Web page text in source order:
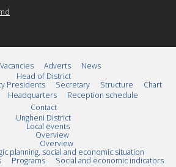
Adverts
News
Head of District
Presidents Secretary Structure
Chart
Headquarters
Reception schedule
Contact
Ungheni District
Local events
Overview
Overview
planning, social and economic situation
Programs
Social and economic indicators